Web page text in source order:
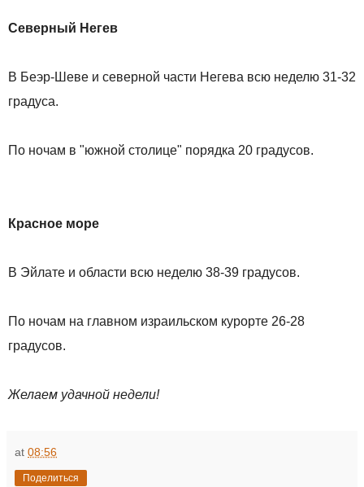
Северный Негев
В Беэр-Шеве и северной части Негева всю неделю 31-32
градуса.
По ночам в "южной столице" порядка 20 градусов.
Красное море
В Эйлате и области всю неделю 38-39 градусов.
По ночам на главном израильском курорте 26-28
градусов.
Желаем удачной недели!
at 08:56
Поделиться